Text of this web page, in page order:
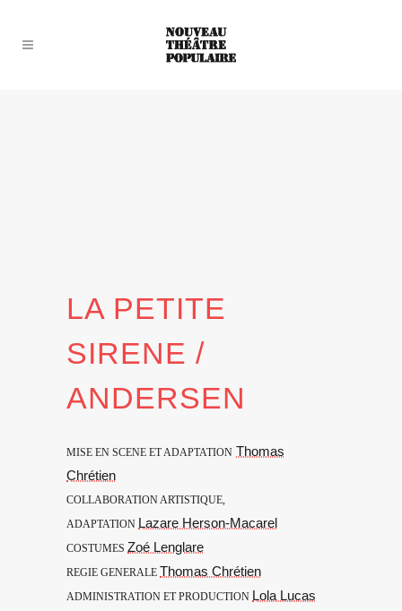
LA PETITE
SIRENE /
ANDERSEN
MISE EN SCENE ET ADAPTATION Thomas
Chrétien
COLLABORATION ARTISTIQUE,
ADAPTATION Lazare Herson-Macarel
COSTUMES Zoé Lenglare
REGIE GENERALE Thomas Chrétien
ADMINISTRATION ET PRODUCTION Lola Lucas